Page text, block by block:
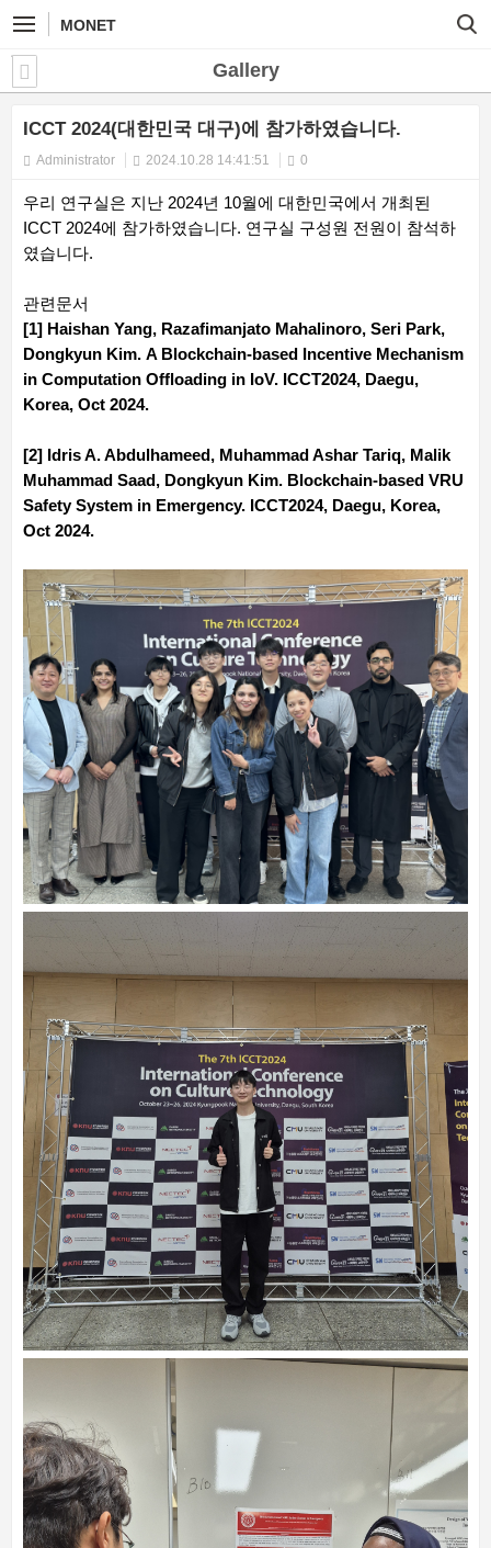
MONET
Gallery
ICCT 2024(대한민국 대구)에 참가하였습니다.
Administrator 2024.10.28 14:41:51 0
우리 연구실은 지난 2024년 10월에 대한민국에서 개최된
ICCT 2024에 참가하였습니다. 연구실 구성원 전원이 참석하
였습니다.
관련문서
[1] Haishan Yang, Razafimanjato Mahalinoro, Seri Park,
Dongkyun Kim. A Blockchain-based Incentive Mechanism
in Computation Offloading in IoV. ICCT2024, Daegu,
Korea, Oct 2024.
[2] Idris A. Abdulhameed, Muhammad Ashar Tariq, Malik
Muhammad Saad, Dongkyun Kim. Blockchain-based VRU
Safety System in Emergency. ICCT2024, Daegu, Korea,
Oct 2024.